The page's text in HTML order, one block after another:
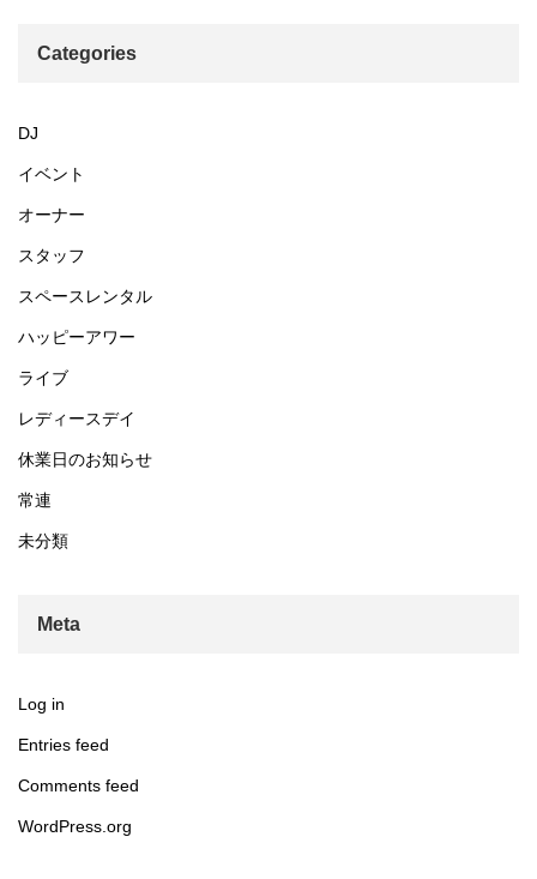
Categories
DJ
イベント
オーナー
スタッフ
スペースレンタル
ハッピーアワー
ライブ
レディースデイ
休業日のお知らせ
常連
未分類
Meta
Log in
Entries feed
Comments feed
WordPress.org